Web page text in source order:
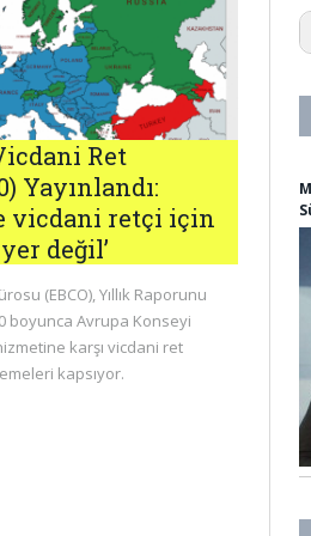
Ret
Yayınlandı:
vicdani retçi için
değil’
(EBCO), Yıllık Raporunu
boyunca Avrupa Konseyi
karşı vicdani ret
kapsıyor.
1